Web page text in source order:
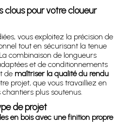
clous pour votre cloueur
vous exploitez la précision de
tout en sécurisant la tenue
combinaison de longueurs
et de conditionnements
de maîtriser la qualité du rendu
projet, que vous travailliez en
plus soutenus.
de projet
en bois avec une finition propre